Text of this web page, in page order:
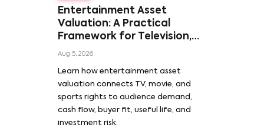
Entertainment Asset
Valuation: A Practical
Framework for Television,
Film, and Sports Rights
Aug 5, 2026
Learn how entertainment asset
valuation connects TV, movie, and
sports rights to audience demand,
cash flow, buyer fit, useful life, and
investment risk.